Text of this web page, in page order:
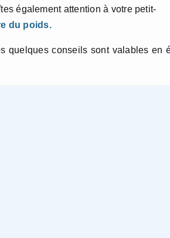
également attention à votre petit-
du poids.
quelques conseils sont valables en